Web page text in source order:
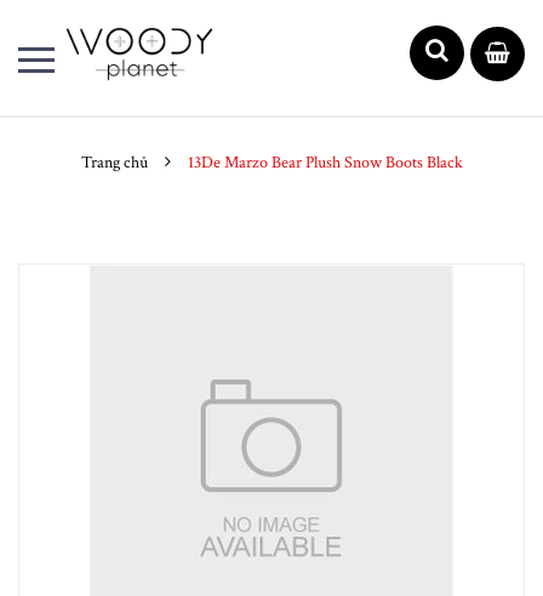
Trang chủ 13De Marzo Bear Plush Snow Boots Black